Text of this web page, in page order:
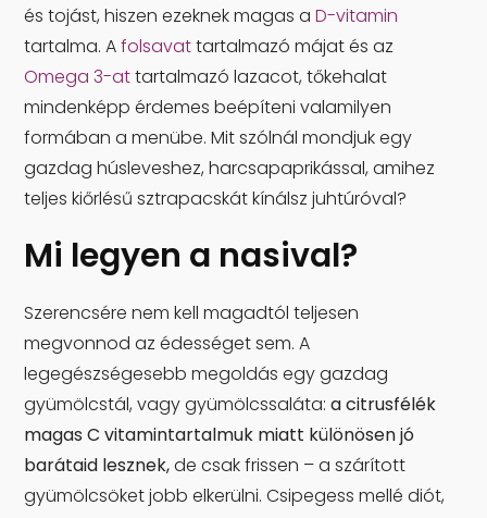
és tojást, hiszen ezeknek magas aD-vitamin
tartalma. Afolsavattartalmazó májat és az
Omega 3-attartalmazó lazacot, tőkehalat
mindenképp érdemes beépíteni valamilyen
formában a menübe. Mit szólnál mondjuk egy
gazdag húsleveshez, harcsapaprikással, amihez
teljes kiőrlésű sztrapacskát kínálsz juhtúróval?
Mi legyen a nasival?
Szerencsére nem kell magadtól teljesen
megvonnod az édességet sem. A
legegészségesebb megoldás egy gazdag
gyümölcstál, vagy gyümölcssaláta:a citrusfélék
magas C vitamintartalmuk miatt különösen jó
barátaid lesznek,de csak frissen – a szárított
gyümölcsöket jobb elkerülni. Csipegess mellé diót,